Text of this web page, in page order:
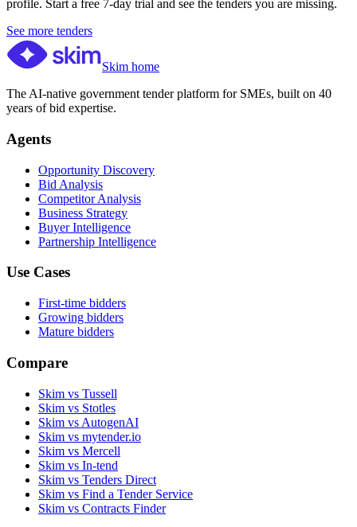
profile. Start a free 7-day trial and see the tenders you are missing.
See more tenders
Skim home
The AI-native government tender platform for SMEs, built on 40
years of bid expertise.
Agents
Opportunity Discovery
Bid Analysis
Competitor Analysis
Business Strategy
Buyer Intelligence
Partnership Intelligence
Use Cases
First-time bidders
Growing bidders
Mature bidders
Compare
Skim vs Tussell
Skim vs Stotles
Skim vs AutogenAI
Skim vs mytender.io
Skim vs Mercell
Skim vs In-tend
Skim vs Tenders Direct
Skim vs Find a Tender Service
Skim vs Contracts Finder